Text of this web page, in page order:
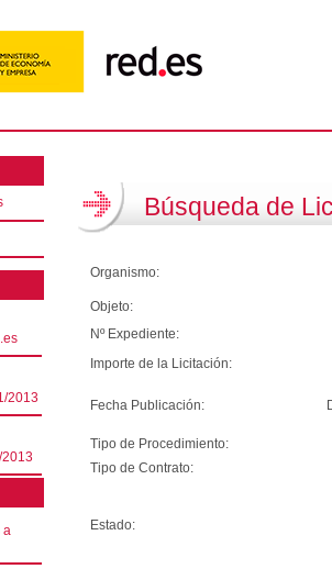
2013
a
Búsqueda de
Organismo:
Objeto:
Nº Expediente:
Importe de la Licitación:
Fecha Publicación:
Tipo de Procedimiento:
Tipo de Contrato:
Estado: